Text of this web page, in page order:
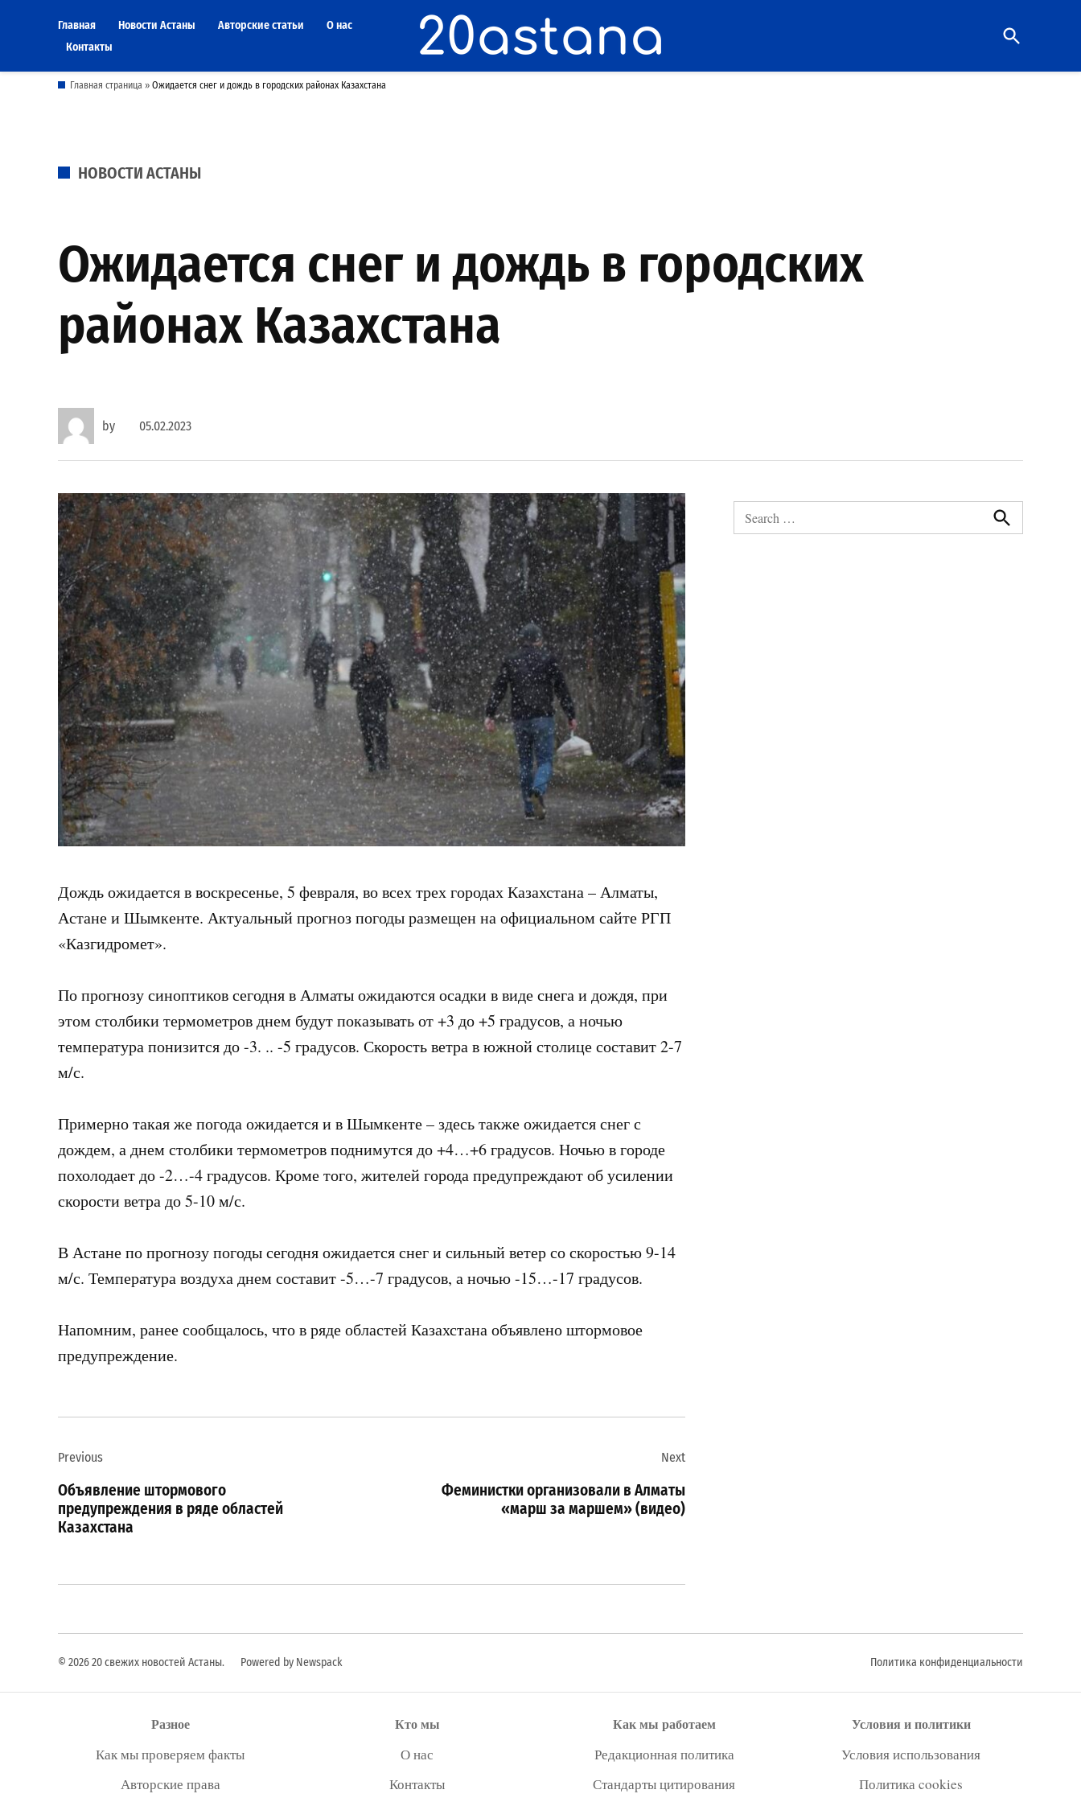
Главная Новости Астаны Авторские статьи
О нас
Контакты
Open
Search
Главная страница » Ожидается снег и дождь в городских районах Казахстана
POSTED
НОВОСТИ АСТАНЫ
Ожидается снег и дождь в городских
районах Казахстана
by 05.02.2023
Дождь ожидается в воскресенье, 5 февраля, во всех трех городах Казахстана – Алматы,
Астане и Шымкенте. Актуальный прогноз погоды размещен на официальном сайте РГП
«Казгидромет».
По прогнозу синоптиков сегодня в Алматы ожидаются осадки в виде снега и дождя, при
этом столбики термометров днем ​​будут показывать от +3 до +5 градусов, а ночью
температура понизится до -3. .. -5 градусов. Скорость ветра в южной столице составит 2-7
м/с.
Примерно такая же погода ожидается и в Шымкенте – здесь также ожидается снег с
дождем, а днем ​​столбики термометров поднимутся до +4…+6 градусов. Ночью в городе
похолодает до -2…-4 градусов. Кроме того, жителей города предупреждают об усилении
скорости ветра до 5-10 м/с.
В Астане по прогнозу погоды сегодня ожидается снег и сильный ветер со скоростью 9-14
м/с. Температура воздуха днем ​​составит -5…-7 градусов, а ночью -15…-17 градусов.
Напомним, ранее сообщалось, что в ряде областей Казахстана объявлено штормовое
предупреждение.
по
записям
Previous
Объявление штормового
предупреждения в ряде областей
Казахстана
Next
Феминистки организовали в Алматы
«марш за маршем» (видео)
Search
for:
Search
© 2026 20 свежих новостей Астаны. Powered by Newspack Политика конфиденциальности
Разное
Как мы проверяем факты
Авторские права
Кто мы
О нас
Контакты
Как мы работаем
Редакционная политика
Стандарты цитирования
Условия и политики
Условия использования
Политика cookies